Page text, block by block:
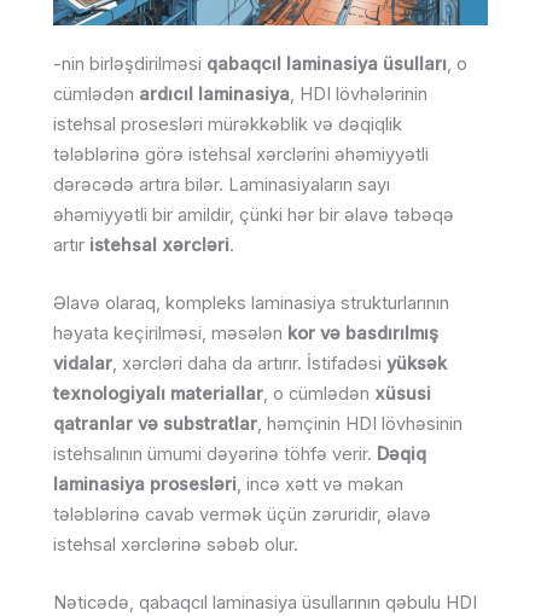
-nin birləşdirilməsi qabaqcıl laminasiya üsulları , o
cümlədən ardıcıl laminasiya , HDI lövhələrinin
istehsal prosesləri mürəkkəblik və dəqiqlik
tələblərinə görə istehsal xərclərini əhəmiyyətli
dərəcədə artıra bilər. Laminasiyaların sayı
əhəmiyyətli bir amildir, çünki hər bir əlavə təbəqə
artır istehsal xərcləri.
Əlavə olaraq, kompleks laminasiya strukturlarının
həyata keçirilməsi, məsələn kor və basdırılmış
vidalar, xərcləri daha da artırır. İstifadəsi yüksək
texnologiyalı materiallar, o cümlədən xüsusi
qatranlar və substratlar, həmçinin HDI lövhəsinin
istehsalının ümumi dəyərinə töhfə verir. Dəqiq
laminasiya prosesləri, incə xətt və məkan
tələblərinə cavab vermək üçün zəruridir, əlavə
istehsal xərclərinə səbəb olur.
Nəticədə, qabaqcıl laminasiya üsullarının qəbulu HDI